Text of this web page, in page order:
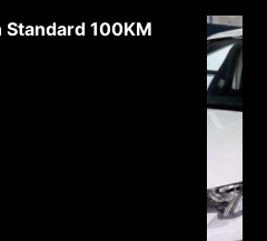
100KM